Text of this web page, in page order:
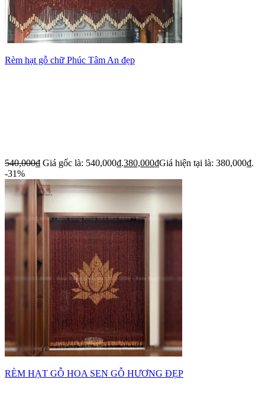
Rèm hạt gỗ chữ Phúc Tâm An đẹp
540,000₫ Giá gốc là: 540,000₫.380,000₫Giá hiện tại là: 380,000₫.
-31%
RÈM HẠT GỖ HOA SEN GỖ HƯƠNG ĐẸP